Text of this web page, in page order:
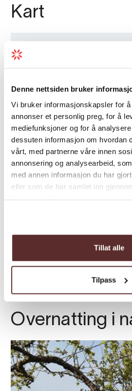
Denne nettsiden bruker
Vi bruker informasjonskapsler for
annonser et personlig preg, for å
mediefunksjoner og for å
dessuten informasjon om hvordan
vårt, med partnerne våre innen
annonsering og analysearbeid,
med annen informasjon du har
eller som de har samlet inn
Tillat alle
Tilpass
Kart
Overnatting i